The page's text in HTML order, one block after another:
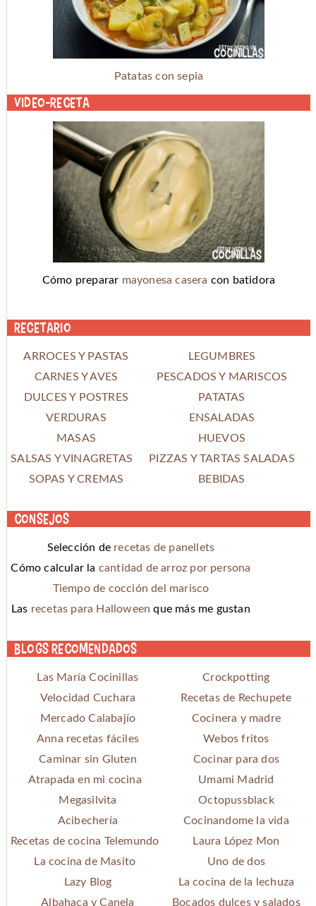
Patatas con sepia
Video-receta
Cómo preparar mayonesa casera con batidora
Recetario
ARROCES Y PASTAS
LEGUMBRES
CARNES Y AVES
PESCADOS Y MARISCOS
DULCES Y POSTRES
PATATAS
VERDURAS
ENSALADAS
MASAS
HUEVOS
SALSAS Y VINAGRETAS
PIZZAS Y TARTAS SALADAS
SOPAS Y CREMAS
BEBIDAS
Consejos
Selección de recetas de panellets
Cómo calcular la cantidad de arroz por persona
Tiempo de cocción del marisco
Las recetas para Halloween que más me gustan
Blogs recomendados
Las María Cocinillas
Crockpotting
Velocidad Cuchara
Recetas de Rechupete
Mercado Calabajío
Cocinera y madre
Anna recetas fáciles
Webos fritos
Caminar sin Gluten
Cocinar para dos
Atrapada en mi cocina
Umami Madrid
Megasilvita
Octopussblack
Acibechería
Cocinandome la vida
Recetas de cocina Telemundo
Laura López Mon
La cocina de Masito
Uno de dos
Lazy Blog
La cocina de la lechuza
Albahaca y Canela
Bocados dulces y salados